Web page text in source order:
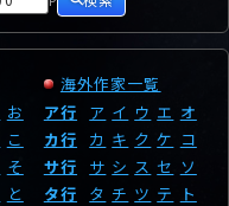
お
こ
そ
と
海外作家一覧
ア行
ア イ ウ エ オ
カ行
カ キ ク ケ コ
サ行
サ シ ス セ ソ
タ行
タ チ ツ テ
ト